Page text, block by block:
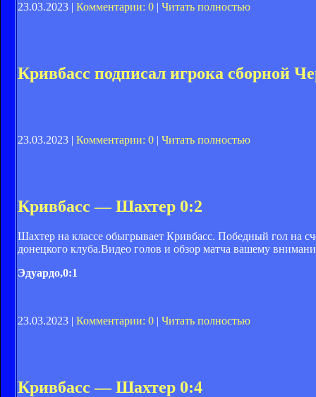
23.03.2023 | Комментарии: 0 | Читать полностью
Кривбасс подписал игрока сборной
23.03.2023 | Комментарии: 0 | Читать полностью
Кривбасс — Шахтер 0:2
Шахтер на классе обыгрывает Кривбасс. Победный гол на
донецкого клуба.Видео голов и обзор матча вашему
Эдуардо,0:1
23.03.2023 | Комментарии: 0 | Читать полностью
Кривбасс — Шахтер 0:4